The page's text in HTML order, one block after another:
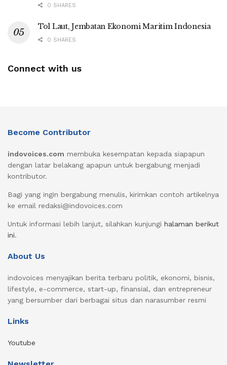
0 SHARES
Tol Laut, Jembatan Ekonomi Maritim Indonesia
0 SHARES
Connect with us
Become Contributor
indovoices.com membuka kesempatan kepada siapapun
dengan latar belakang apapun untuk bergabung menjadi
kontributor.
Bagi yang ingin bergabung menulis, kirimkan contoh artikelnya
ke email redaksi@indovoices.com
Untuk informasi lebih lanjut, silahkan kunjungi halaman berikut
ini.
About Us
indovoices menyajikan berita terbaru politik, ekonomi, bisnis,
lifestyle, e-commerce, start-up, finansial, dan entrepreneur
yang bersumber dari berbagai situs dan narasumber resmi
Links
Youtube